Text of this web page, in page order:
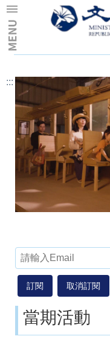
跳到主要內容區塊
:::
:::
當期活動